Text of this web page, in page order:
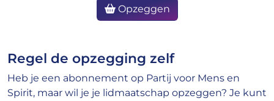
Opzeggen
Regel de opzegging zelf
Heb je een abonnement op Partij voor Mens en
Spirit, maar wil je je lidmaatschap opzeggen? Je kunt